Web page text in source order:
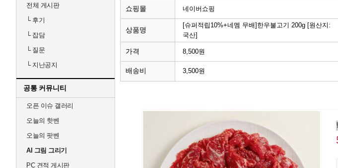
전체 게시판
└후기
└잡담
└질문
└지난공지
공통 커뮤니티
오픈 이슈 갤러리
오늘의 핫벤
오늘의 팟벤
AI 그림 그리기
PC 견적 게시판
쇼핑몰 네이버쇼핑
상품명
[슈퍼적립10%+네멤 무배]한우불고기 200g [원산지:
국산]
가격 8,500원
배송비 3,500원